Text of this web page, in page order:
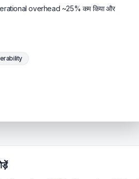
overhead ~25% कम किया और